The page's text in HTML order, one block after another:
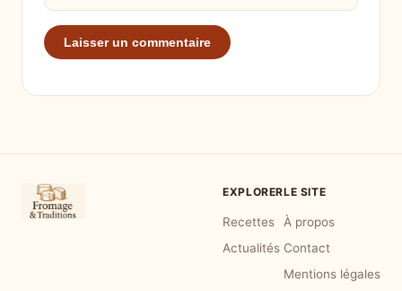
EXPLORER
Recettes
Actualités
LE SITE
À propos
Contact
Mentions légales